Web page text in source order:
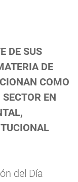
DE SUS
DE
COMO
EN
del Día